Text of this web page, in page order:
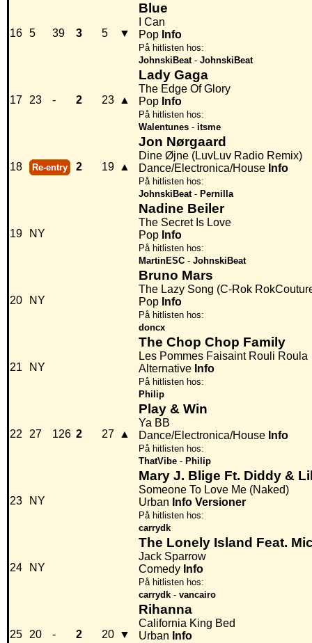
16 5 39 3 5 ▼
Blue
I Can
Pop Info
På hitlisten hos:
JohnskiBeat- JohnskiBeat
17 23 - 2 23 ▲
Lady Gaga
The Edge Of Glory
Pop Info
På hitlisten hos:
Walentunes - itsme
18 Re-entry 2 19 ▲
Jon Nørgaard
Dine Øjne (LuvLuv Radio Remix)
Dance/Electronica/House Info
På hitlisten hos:
JohnskiBeat- Pernilla
19 NY
Nadine Beiler
The Secret Is Love
Pop Info
På hitlisten hos:
MartinESC - JohnskiBeat
20 NY
Bruno Mars
The Lazy Song (C-Rok
Pop Info
På hitlisten hos:
doncx
21 NY
The Chop Chop Family
Les Pommes Faisaint Rouli Roula
Alternative Info
På hitlisten hos:
Philip
22 27 126 2 27 ▲
Play & Win
Ya BB
Dance/Electronica/House Info
På hitlisten hos:
ThatVibe - Philip
23 NY
Mary J. Blige Ft. Diddy &
Someone To Love Me (Naked)
Urban Info Versioner
På hitlisten hos:
carrydk
24 NY
The Lonely Island Feat.
Jack Sparrow
Comedy Info
På hitlisten hos:
carrydk - vancairo
25 20 - 2 20 ▼
Rihanna
California King Bed
Urban Info